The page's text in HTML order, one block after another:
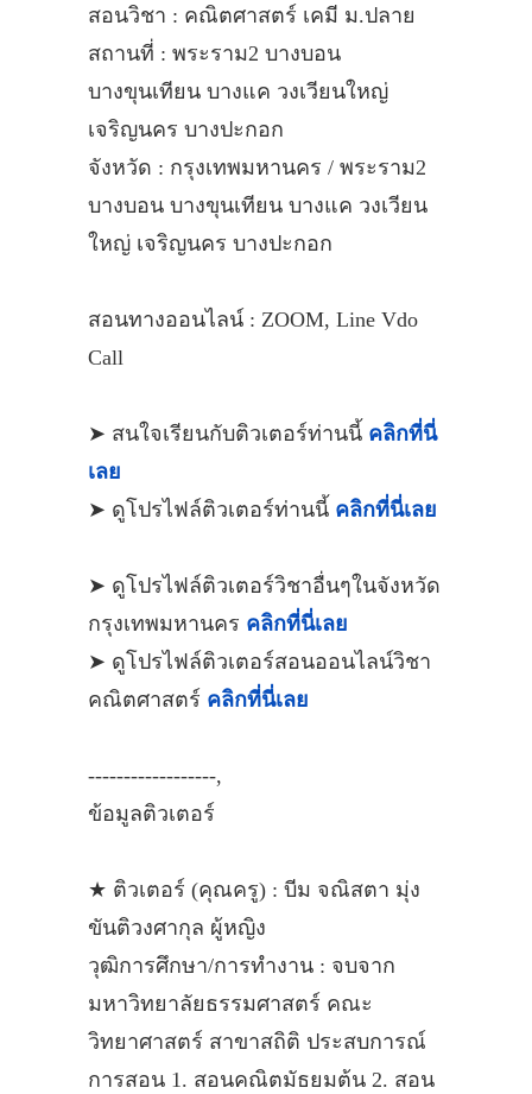
สอนวิชา : คณิตศาสตร์ เคมี ม.ปลาย
สถานที่ : พระราม2 บางบอน
บางขุนเทียน บางแค วงเวียนใหญ่
เจริญนคร บางปะกอก
จังหวัด : กรุงเทพมหานคร / พระราม2
บางบอน บางขุนเทียน บางแค วงเวียน
ใหญ่ เจริญนคร บางปะกอก
สอนทางออนไลน์ : ZOOM, Line Vdo
Call
➤ สนใจเรียนกับติวเตอร์ท่านนี้ คลิกที่นี่
เลย
➤ ดูโปรไฟล์ติวเตอร์ท่านนี้ คลิกที่นี่เลย
➤ ดูโปรไฟล์ติวเตอร์วิชาอื่นๆในจังหวัด
กรุงเทพมหานคร คลิกที่นี่เลย
➤ ดูโปรไฟล์ติวเตอร์สอนออนไลน์วิชา
คณิตศาสตร์ คลิกที่นี่เลย
------------------,
ข้อมูลติวเตอร์
★ ติวเตอร์ (คุณครู) : บีม จณิสตา มุ่ง
ขันติวงศากุล ผู้หญิง
วุฒิการศึกษา/การทำงาน : จบจาก
มหาวิทยาลัยธรรมศาสตร์ คณะ
วิทยาศาสตร์ สาขาสถิติ ประสบการณ์
การสอน 1. สอนคณิตมัธยมต้น 2. สอน